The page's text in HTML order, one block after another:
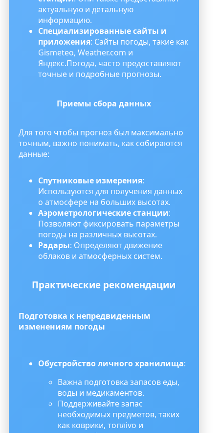
актуальную и детальную
информацию.
Специализированные сайты и
приложения: Сайты погоды, такие как
Gismeteo, Weather.com и
Яндекс.Погода, часто предоставляют
точные и подробные прогнозы.
Приемы сбора данных
Для того чтобы прогноз был максимально
точным, важно понимать, как собираются
данные:
Спутниковые измерения:
Используются для получения данных
о атмосфере на больших высотах.
Аэрометрологические станции:
Позволяют фиксировать параметры
погоды на различных высотах.
Радары: Определяют движение
облаков и атмосферных систем.
Практические рекомендации
Подготовка к непредвиденным
изменениям погоды
Обустройство личного хранилища:
Важна подготовка запасов еды,
воды и медикаментов.
Поддерживайте запас
необходимых предметов, таких
как коврики, топлivo и